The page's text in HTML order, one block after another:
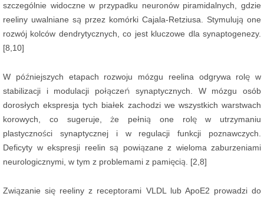
szczególnie widoczne w przypadku neuronów piramidalnych, gdzie
reeliny uwalniane są przez komórki Cajala-Retziusa. Stymulują one
rozwój kolców dendrytycznych, co jest kluczowe dla synaptogenezy.
[8,10]
W późniejszych etapach rozwoju mózgu reelina odgrywa rolę w
stabilizacji i modulacji połączeń synaptycznych. W mózgu osób
dorosłych ekspresja tych białek zachodzi we wszystkich warstwach
korowych, co sugeruje, że pełnią one rolę w utrzymaniu
plastyczności synaptycznej i w regulacji funkcji poznawczych.
Deficyty w ekspresji reelin są powiązane z wieloma zaburzeniami
neurologicznymi, w tym z problemami z pamięcią. [2,8]
Związanie się reeliny z receptorami VLDL lub ApoE2 prowadzi do